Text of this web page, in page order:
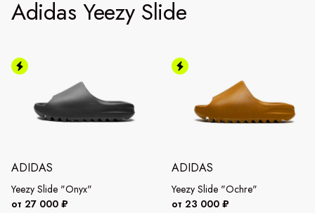
Adidas Yeezy Slide
ADIDAS
Yeezy Slide "Onyx"
от 27 000 ₽
ADIDAS
Yeezy Slide "Ochre"
от 23 000 ₽